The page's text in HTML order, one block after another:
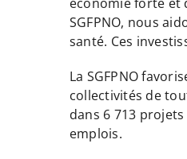
économie forte et
SGFPNO, nous
santé. Ces
La SGFPNO
collectivités de
dans 6 713
emplois.